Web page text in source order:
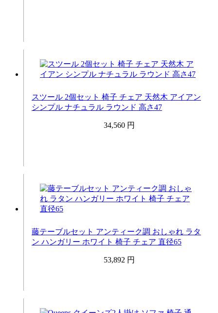
スツール 2個セット 椅子 チェア 天然木 アイアン
シンプル ナチュラル ラウンド 高さ47
34,560 円
藤テーブルセット アンティーク調 おしゃれ ラタ
ン ハンガリー ホワイト 椅子 チェア 直径65
53,892 円